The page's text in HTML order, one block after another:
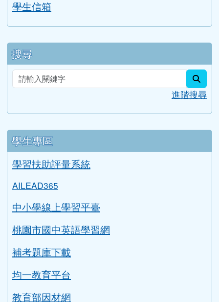
學生信箱
搜尋
進階搜尋
學生專區
學習扶助評量系統
AILEAD365
中小學線上學習平臺
桃園市國中英語學習網
補考題庫下載
均一教育平台
教育部因材網